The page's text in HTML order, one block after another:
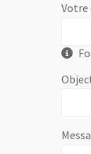
Votre